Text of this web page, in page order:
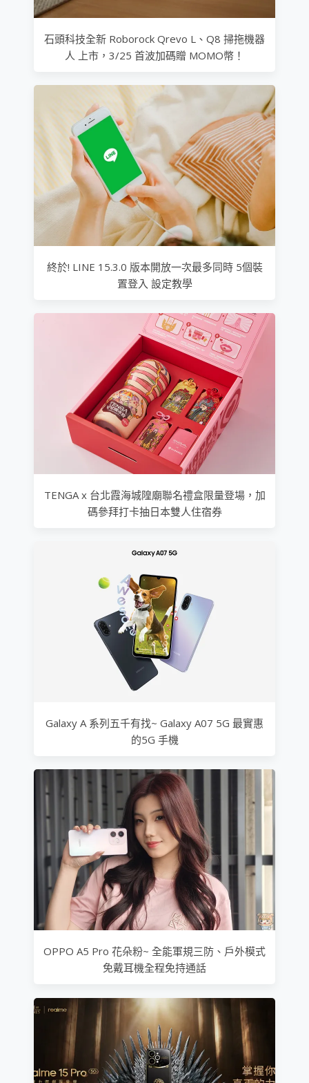
石頭科技全新 Roborock Qrevo L、Q8 掃拖機器
人 上市，3/25 首波加碼贈 MOMO幣！
終於! LINE 15.3.0 版本開放一次最多同時 5個裝
置登入 設定教學
TENGA x 台北霞海城隍廟聯名禮盒限量登場，加
碼參拜打卡抽日本雙人住宿券
Galaxy A 系列五千有找~ Galaxy A07 5G 最實惠
的5G 手機
OPPO A5 Pro 花朵粉~ 全能軍規三防、戶外模式
免戴耳機全程免持通話